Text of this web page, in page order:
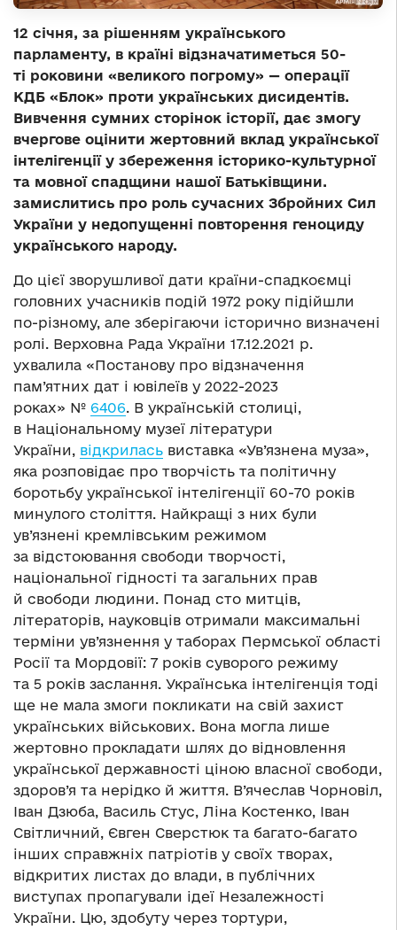
12 січня, за рішенням українського
парламенту, в країні відзначатиметься 50-
ті роковини «великого погрому» — операції
КДБ «Блок» проти українських дисидентів.
Вивчення сумних сторінок історії, дає змогу
вчергове оцінити жертовний вклад української
інтелігенції у збереження історико-культурної
та мовної спадщини нашої Батьківщини.
замислитись про роль сучасних Збройних Сил
України у недопущенні повторення геноциду
українського народу.
До цієї зворушливої дати країни-спадкоємці
головних учасників подій 1972 року підійшли
по-різному, але зберігаючи історично визначені
ролі. Верховна Рада України 17.12.2021 р.
ухвалила «Постанову про відзначення
пам’ятних дат і ювілеїв у 2022-2023
роках» № 6406. В українській столиці,
в Національному музеї літератури
України, відкрилась виставка «Ув’язнена муза»,
яка розповідає про творчість та політичну
боротьбу української інтелігенції 60-70 років
минулого століття. Найкращі з них були
ув’язнені кремлівським режимом
за відстоювання свободи творчості,
національної гідності та загальних прав
й свободи людини. Понад сто митців,
літераторів, науковців отримали максимальні
терміни ув’язнення у таборах Пермської області
Росії та Мордовії: 7 років суворого режиму
та 5 років заслання. Українська інтелігенція тоді
ще не мала змоги покликати на свій захист
українських військових. Вона могла лише
жертовно прокладати шлях до відновлення
української державності ціною власної свободи,
здоров’я та нерідко й життя. В’ячеслав Чорновіл,
Іван Дзюба, Василь Стус, Ліна Костенко, Іван
Світличний, Євген Сверстюк та багато-багато
інших справжніх патріотів у своїх творах,
відкритих листах до влади, в публічних
виступах пропагували ідеї Незалежності
України. Цю, здобуту через тортури,